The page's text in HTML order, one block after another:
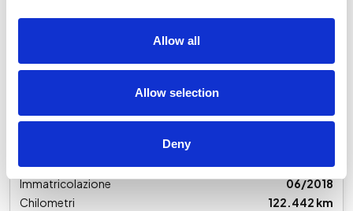
Allow all
Allow selection
Deny
5p 1.6 tdi trendline 80cv
Usato
IVA inclusa
Alimentazione
Diesel
Immatricolazione
06/2018
Chilometri
122.442 km